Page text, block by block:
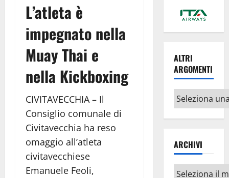
L’atleta è
impegnato nella
Muay Thai e
nella Kickboxing
CIVITAVECCHIA – Il
Consiglio comunale di
Civitavecchia ha reso
omaggio all’atleta
civitavecchiese
Emanuele Feoli,
ALTRI
ARGOMENTI
Altri
argomenti
ARCHIVI
Archivi